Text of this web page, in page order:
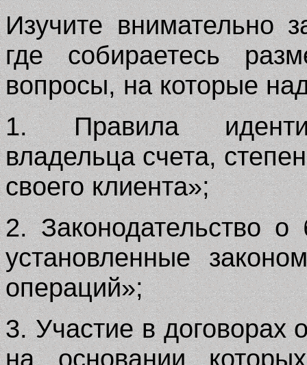
Изучите внимательно
где собираетесь
вопросы, на которые
1. Правила
владельца счета,
своего клиента»;
2. Законодательство
установленные
операций»;
3. Участие в
на основании